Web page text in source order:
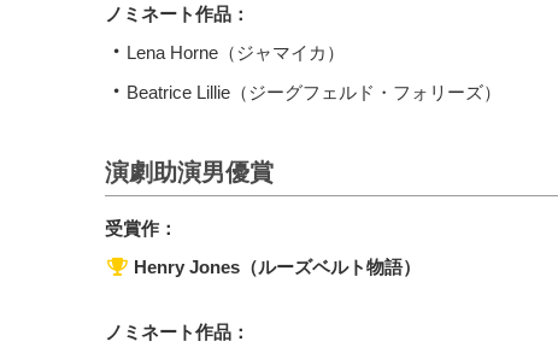
ノミネート作品：
Lena Horne（ジャマイカ）
Beatrice Lillie（ジーグフェルド・フォリーズ）
演劇助演男優賞
受賞作：
Henry Jones（ルーズベルト物語）
ノミネート作品：